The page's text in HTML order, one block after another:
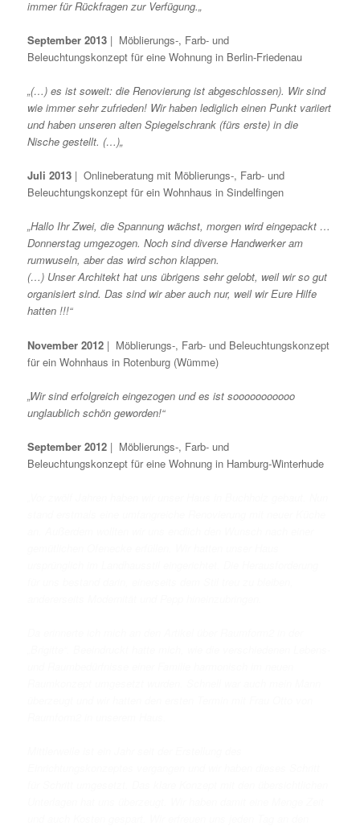
immer für Rückfragen zur Verfügung.„
September 2013 | Möblierungs-, Farb- und
Beleuchtungskonzept für eine Wohnung in Berlin-Friedenau
„(…)es ist soweit: die Renovierung ist abgeschlossen). Wir sind
wie immer sehr zufrieden! Wir haben lediglich einen Punkt variiert
und haben unseren alten Spiegelschrank (fürs erste) in die
Nische gestellt. (…)„
Juli 2013 | Onlineberatung mit Möblierungs-, Farb- und
Beleuchtungskonzept für ein Wohnhaus in Sindelfingen
„Hallo Ihr Zwei, die Spannung wächst, morgen wird eingepackt …
Donnerstag umgezogen. Noch sind diverse Handwerker am
rumwuseln, aber das wird schon klappen.
(…) Unser Architekt hat uns übrigens sehr gelobt, weil wir so gut
organisiert sind.Das sind wir aber auch nur, weil wir Eure Hilfe
hatten !!!“
November 2012 | Möblierungs-, Farb- und Beleuchtungskonzept
für ein Wohnhaus in Rotenburg (Wümme)
„Wir sind erfolgreich eingezogen und es ist sooooooooooo
unglaublich schön geworden!“
September 2012 | Möblierungs-, Farb- und
Beleuchtungskonzept für eine Wohnung in Hamburg-Winterhude